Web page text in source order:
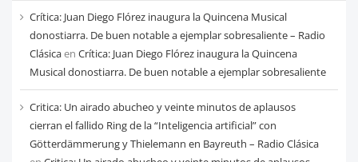
cada
mes
Crítica: Juan Diego Flórez inaugura la Quincena Musical
donostiarra. De buen notable a ejemplar sobresaliente – Radio
Clásicaen Crítica: Juan Diego Flórez inaugura la Quincena
Musical donostiarra. De buen notable a ejemplar sobresaliente
Critica: Un airado abucheo y veinte minutos de aplausos
cierran el fallido Ring de la “Inteligencia artificial” con
Götterdämmerung y Thielemann en Bayreuth – Radio Clásica